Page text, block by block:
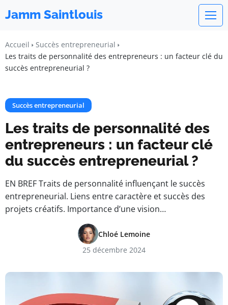
Jamm Saintlouis
Accueil
Succès entrepreneurial
Les traits de personnalité des entrepreneurs : un facteur clé du
succès entrepreneurial ?
Succès entrepreneurial
Les traits de personnalité des
entrepreneurs : un facteur clé
du succès entrepreneurial ?
EN BREF Traits de personnalité influençant le succès
entrepreneurial. Liens entre caractère et succès des
projets créatifs. Importance d’une vision…
Chloé Lemoine
25 décembre 2024